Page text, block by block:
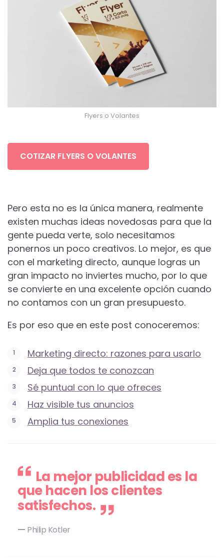
Flyers o Volantes
COTIZAR FLYERS O VOLANTES
Pero esta no es la única manera, realmente
existen muchas ideas novedosas para que la
gente pueda verte, solo necesitamos
ponernos un poco creativos. Lo mejor, es que
con el marketing directo, aunque logras un
gran impacto no inviertes mucho, por lo que
se convierte en una excelente opción cuando
no contamos con un gran presupuesto.
Es por eso que en este post conoceremos:
Marketing directo: razones para usarlo
Deja que todos te conozcan
Sé puntual con lo que ofreces
Haz visible tus anuncios
Amplia tus conexiones
La mejor publicidad es la
que hacen los clientes
satisfechos.
Philip Kotler